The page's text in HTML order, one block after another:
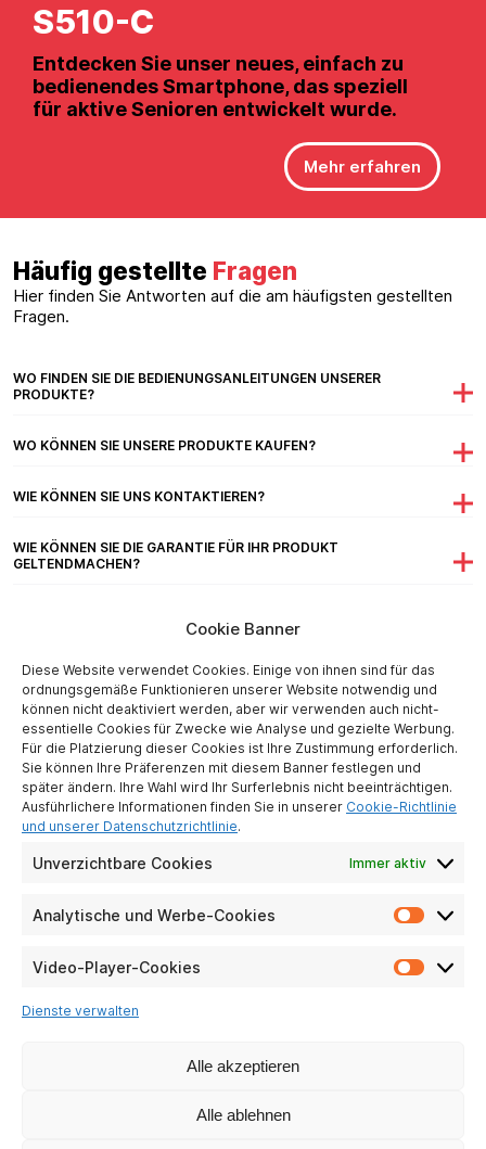
Cookie Banner
Diese Website verwendet Cookies. Einige von ihnen sind für das
ordnungsgemäße Funktionieren unserer Website notwendig und
können nicht deaktiviert werden, aber wir verwenden auch nicht-
essentielle Cookies für Zwecke wie Analyse und gezielte Werbung.
Für die Platzierung dieser Cookies ist Ihre Zustimmung erforderlich.
Sie können Ihre Präferenzen mit diesem Banner festlegen und
später ändern. Ihre Wahl wird Ihr Surferlebnis nicht beeinträchtigen.
Ausführlichere Informationen finden Sie in unserer Cookie-Richtlinie
und unserer Datenschutzrichtlinie.
Unverzichtbare Cookies Immer aktiv
Analytische und Werbe-Cookies
Werbe-
Video-Player-Cookies
Video-
Dienste verwalten
Alle akzeptieren
Alle ablehnen
S510-M
Entdecken Sie unser neues, einfach zu
bedienendes Smartphone, das speziell
für aktive Senioren entwickelt wurde.
Mehr erfahren
S510-C
Entdecken Sie unser neues, einfach zu
bedienendes Smartphone, das speziell
für aktive Senioren entwickelt wurde.
Mehr erfahren
Xtra 3355 Combo
Die DECT-Kombo mit Anrufbeantworter
und verstärkten Komfortfunktionen
Mehr erfahren
Häufig gestellte Fragen
Hier finden Sie Antworten auf die am häufigsten gestellten
Fragen.
WO FINDEN SIE DIE BEDIENUNGSANLEITUNGEN UNSERER
PRODUKTE?
WO KÖNNEN SIE UNSERE PRODUKTE KAUFEN?
WIE KÖNNEN SIE UNS KONTAKTIEREN?
WIE KÖNNEN SIE DIE GARANTIE FÜR IHR PRODUKT
GELTENDMACHEN?
ATLINKS EUROPE
28 Boulevard Belle Rive
France
Richtlinie zur sozialen Verantwortung